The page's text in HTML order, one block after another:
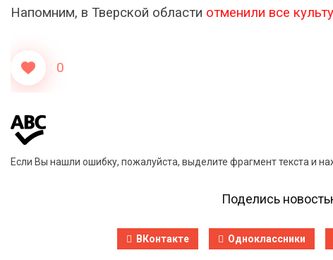
Напомним, в Тверской области отменили все
0
Если Вы нашли ошибку, пожалуйста, выделите фрагмент текста и
Поделись
ВКонтакте Одноклассники